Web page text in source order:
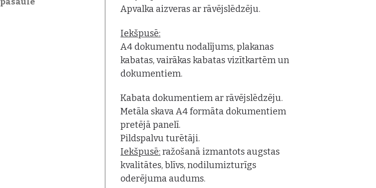
Apvalka aizveras ar rāvējslēdzēju.
Iekšpusē:
A4 dokumentu nodalījums, plakanas
kabatas, vairākas kabatas vizītkartēm un
dokumentiem.
Kabata dokumentiem ar rāvējslēdzēju.
Metāla skava A4 formāta dokumentiem
pretējā panelī.
Pildspalvu turētāji.
Iekšpusē:ražošanā izmantots augstas
kvalitātes, blīvs, nodilumizturīgs
oderējuma audums.